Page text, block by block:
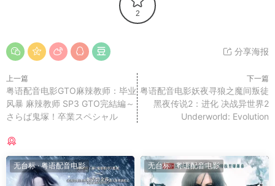
2
分享海报
上一篇
粤语配音电影GTO麻辣教师：毕业
风暴 麻辣教师 SP3 GTO完結編～
さらば鬼塚！卒業スペシャル
下一篇
粤语配音电影妖夜寻狼之魔间叛徒
黑夜传说2：进化 决战异世界2
Underworld: Evolution
无台标·粤语配音电影 无台标·粤语配音电影